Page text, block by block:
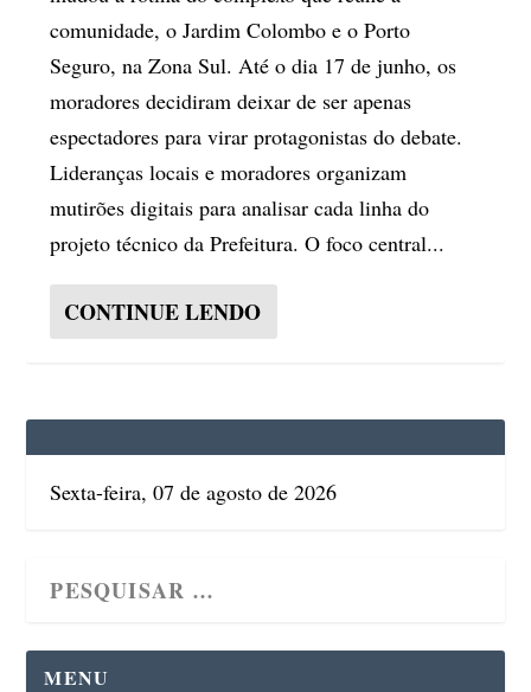
comunidade, o Jardim Colombo e o Porto
Seguro, na Zona Sul. Até o dia 17 de junho, os
moradores decidiram deixar de ser apenas
espectadores para virar protagonistas do debate.
Lideranças locais e moradores organizam
mutirões digitais para analisar cada linha do
projeto técnico da Prefeitura. O foco central...
CONTINUE LENDO
Sexta-feira, 07 de agosto de 2026
MENU